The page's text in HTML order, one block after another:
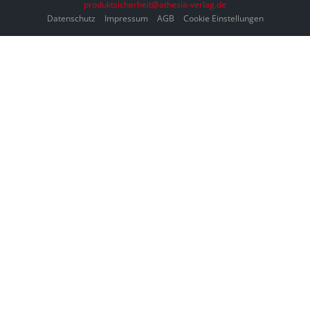
produktsicherheit@athesia-verlag.de
Datenschutz
Impressum AGB Cookie Einstellungen